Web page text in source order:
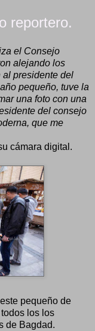
reportero.
el Consejo
alejando los
al presidente del
pequeño, tuve la
una foto con una
del consejo
que me
cámara digital.
pequeño de
los los
de Bagdad.